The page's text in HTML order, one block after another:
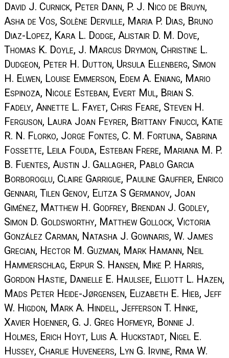
David J. Curnick, Peter Dann, P. J. Nico de Bruyn,
Asha de Vos, Solène Derville, Maria P. Dias, Bruno
Diaz-Lopez, Kara L. Dodge, Alistair D. M. Dove,
Thomas K. Doyle, J. Marcus Drymon, Christine L.
Dudgeon, Peter H. Dutton, Ursula Ellenberg, Simon
H. Elwen, Louise Emmerson, Edem A. Eniang, Mario
Espinoza, Nicole Esteban, Evert Mul, Brian S.
Fadely, Annette L. Fayet, Chris Feare, Steven H.
Ferguson, Laura Joan Feyrer, Brittany Finucci, Katie
R. N. Florko, Jorge Fontes, C. M. Fortuna, Sabrina
Fossette, Leila Fouda, Esteban Frere, Mariana M. P.
B. Fuentes, Austin J. Gallagher, Pablo Garcia
Borboroglu, Claire Garrigue, Pauline Gauffier, Enrico
Gennari, Tilen Genov, Elitza S Germanov, Joan
Giménez, Matthew H. Godfrey, Brendan J. Godley,
Simon D. Goldsworthy, Matthew Gollock, Victoria
González Carman, Natasha J. Gownaris, W. James
Grecian, Hector M. Guzman, Mark Hamann, Neil
Hammerschlag, Erpur S. Hansen, Mike P. Harris,
Gordon Hastie, Danielle E. Haulsee, Elliott L. Hazen,
Mads Peter Heide-Jørgensen, Elizabeth E. Hieb, Jeff
W. Higdon, Mark A. Hindell, Jefferson T. Hinke,
Xavier Hoenner, G. J. Greg Hofmeyr, Bonnie J.
Holmes, Erich Hoyt, Luis A. Huckstadt, Nigel E.
Hussey, Charlie Huveneers, Lyn G. Irvine, Rima W.